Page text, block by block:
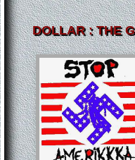
DOLLAR : THE